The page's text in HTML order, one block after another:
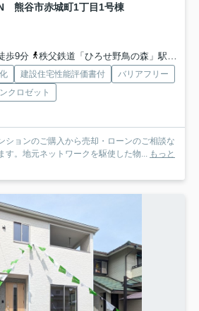
熊谷市赤城町1丁目 1号棟
歩9分
秩父鉄道「ひろせ野鳥の森」駅 徒歩14分
建設住宅性能評価書付
バリアフリー
クロゼット
ションのご購入から売却・ローンのご相談な
す。地元ネットワークを駆使した物... もっと